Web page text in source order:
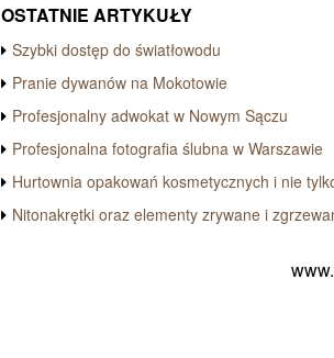
OSTATNIE ARTYKUŁY
Szybki dostęp do światłowodu
Pranie dywanów na Mokotowie
Profesjonalny adwokat w Nowym Sączu
Profesjonalna fotografia ślubna w Warszawie
Hurtownia opakowań kosmetycznych i nie
Nitonakrętki oraz elementy zrywane i